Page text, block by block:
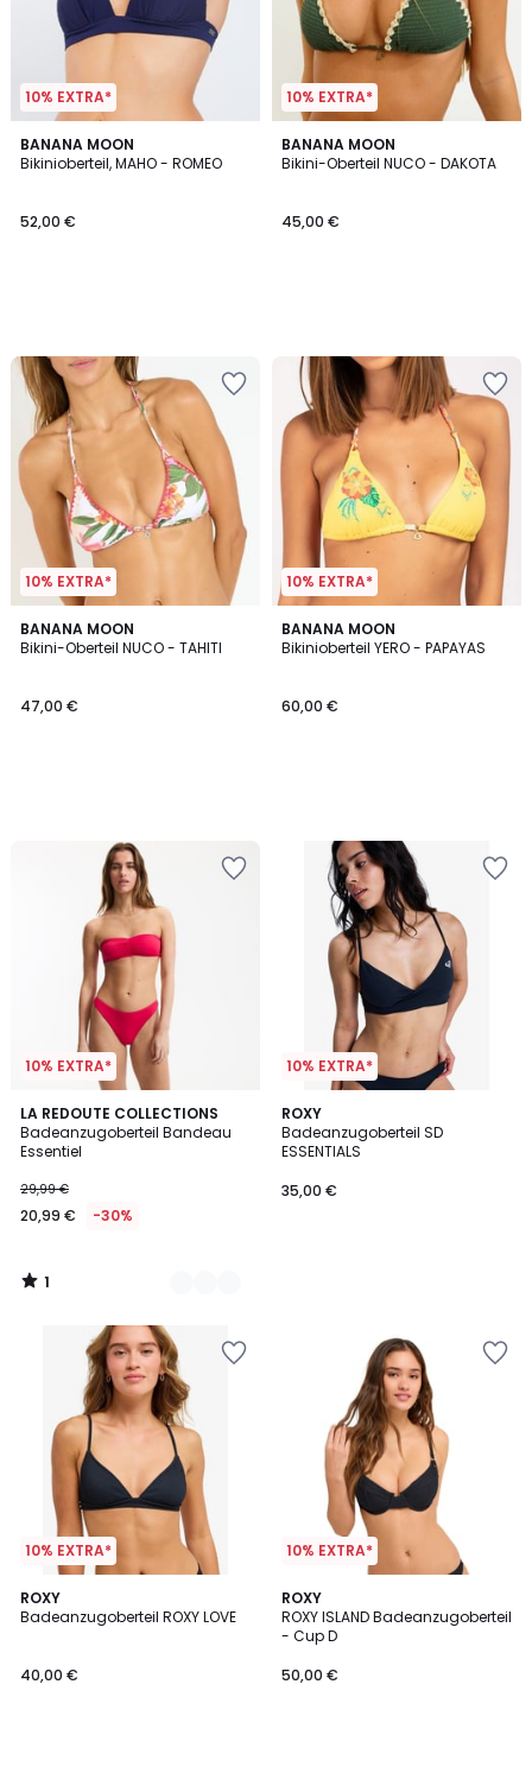
10% EXTRA*
BANANA MOON
Bikinioberteil, MAHO - ROMEO
52,00 €
10% EXTRA*
BANANA MOON
Bikini-Oberteil NUCO - DAKOTA
45,00 €
10% EXTRA*
BANANA MOON
Bikini-Oberteil NUCO - TAHITI
47,00 €
10% EXTRA*
BANANA MOON
Bikinioberteil YERO - PAPAYAS
60,00 €
10% EXTRA*
LA REDOUTE COLLECTIONS
Badeanzugoberteil Bandeau
Essentiel
29,99 €
20,99 € -30%
1
/
5
2
Farben
1
/
10% EXTRA*
ROXY
Badeanzugoberteil SD
ESSENTIALS
35,00 €
10% EXTRA*
ROXY
Badeanzugoberteil ROXY LOVE
40,00 €
10% EXTRA*
ROXY
ROXY ISLAND Badeanzugoberteil
- Cup D
50,00 €